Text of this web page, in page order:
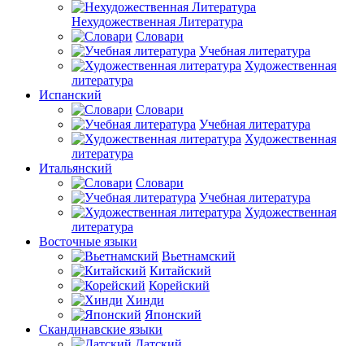
Нехудожественная Литература
Словари
Учебная литература
Художественная
литература
Испанский
Словари
Учебная литература
Художественная
литература
Итальянский
Словари
Учебная литература
Художественная
литература
Восточные языки
Вьетнамский
Китайский
Корейский
Хинди
Японский
Скандинавские языки